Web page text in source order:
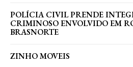
POLÍCIA CIVIL PRENDE
CRIMINOSO ENVOLVIDO EM
BRASNORTE
ZINHO MOVEIS